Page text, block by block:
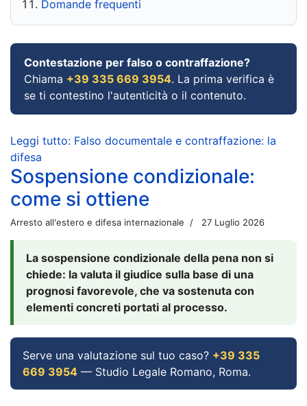
Domande frequenti
Contestazione per falso o contraffazione?
Chiama +39 335 669 3954. La prima verifica è
se ti contestino l'autenticità o il contenuto.
Leggi tutto: Falso documentale e contraffazione: la
difesa
Sospensione condizionale:
come si ottiene
Arresto all'estero e difesa internazionale 27 Luglio 2026
La sospensione condizionale della pena non si
chiede: la valuta il giudice sulla base di una
prognosi favorevole, che va sostenuta con
elementi concreti portati al processo.
Serve una valutazione sul tuo caso? +39 335
669 3954 — Studio Legale Romano, Roma.